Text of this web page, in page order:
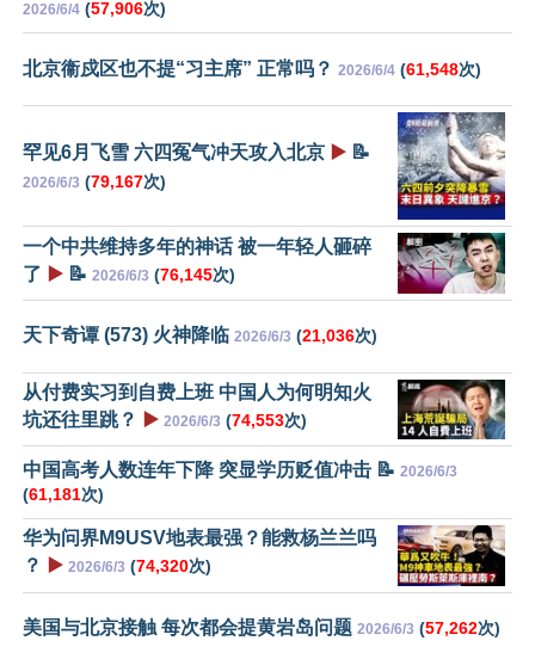
2026/6/4 (57,906次)
北京衞戍区也不提“习主席” 正常吗？ 2026/6/4 (61,548次)
罕见6月飞雪 六四冤气冲天攻入北京 ▶️ 📝
2026/6/3 (79,167次)
一个中共维持多年的神话 被一年轻人砸碎
了 ▶️ 📝 2026/6/3 (76,145次)
天下奇谭 (573) 火神降临 2026/6/3 (21,036次)
从付费实习到自费上班 中国人为何明知火
坑还往里跳？
▶️ 2026/6/3 (74,553次)
中国高考人数连年下降 突显学历贬值冲击 📝 2026/6/3
(61,181次)
华为问界M9USV地表最强？能救杨兰兰吗
？
▶️ 2026/6/3 (74,320次)
美国与北京接触 每次都会提黄岩岛问题 2026/6/3 (57,262次)